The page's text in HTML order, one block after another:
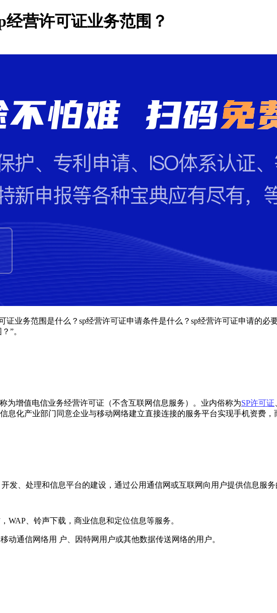
营许可证业务范围？
证业务范围是什么？sp经营许可证申请条件是什么？sp经营许可证申请的
”。
为增值电信业务经营许可证（不含互联网信息服务）。业内俗称为SP许可证
息化产业部门同意企业与移动网络建立直接连接的服务平台实现手机资费，
发、处理和信息平台的建设，通过公用通信网或互联网向用户提供信息服
WAP、铃声下载，商业信息和定位信息等服务。
动通信网络用 户、因特网用户或其他数据传送网络的用户。